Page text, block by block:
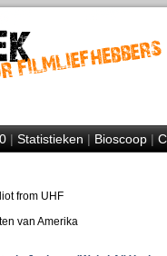
|Statistieken|Bioscoop|
from UHF
van Amerika